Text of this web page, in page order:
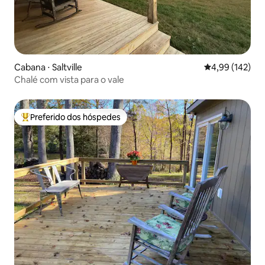
Cabana ⋅ Saltville 4,99 de uma
4,99 (142)
Chalé com vista para o vale
Entre os melhores preferidos dos hóspedes
Preferido dos hóspedes